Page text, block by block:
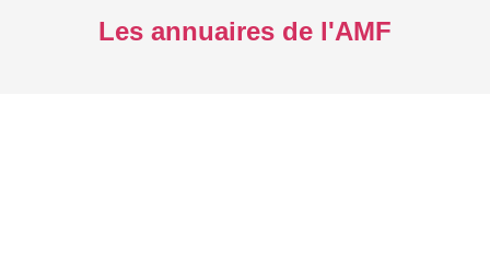
Les annuaires de l'AMF